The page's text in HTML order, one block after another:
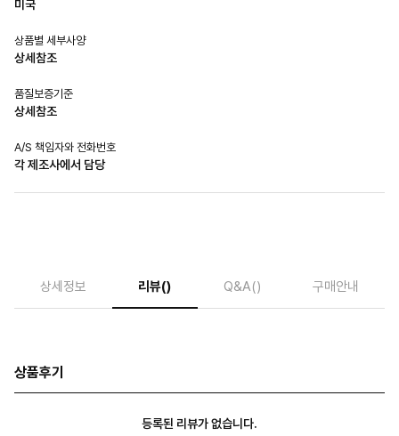
미국
상품별 세부사양
상세참조
품질보증기준
상세참조
A/S 책임자와 전화번호
각 제조사에서 담당
상세정보 리뷰() Q&A() 구매안내
상품후기
등록된 리뷰가 없습니다.